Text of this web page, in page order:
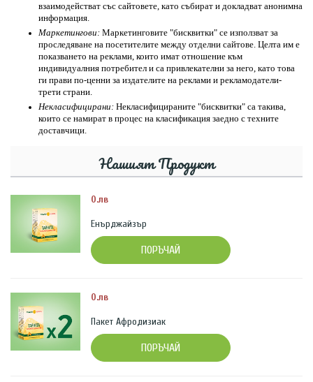
взаимодействат със сайтовете, като събират и докладват анонимна
информация.
Маркетингови: Маркетинговите "бисквитки" се използват за
проследяване на посетителите между отделни сайтове. Целта им е
показването на реклами, които имат отношение към
индивидуалния потребител и са привлекателни за него, като това
ги прави по-ценни за издателите на реклами и рекламодатели-
трети страни.
Некласифицирани: Некласифицираните "бисквитки" са такива,
които се намират в процес на класификация заедно с техните
доставчици.
Нашият Продукт
0.лв
Енърджайзър
ПОРЪЧАЙ
0.лв
Пакет Афродизиак
ПОРЪЧАЙ